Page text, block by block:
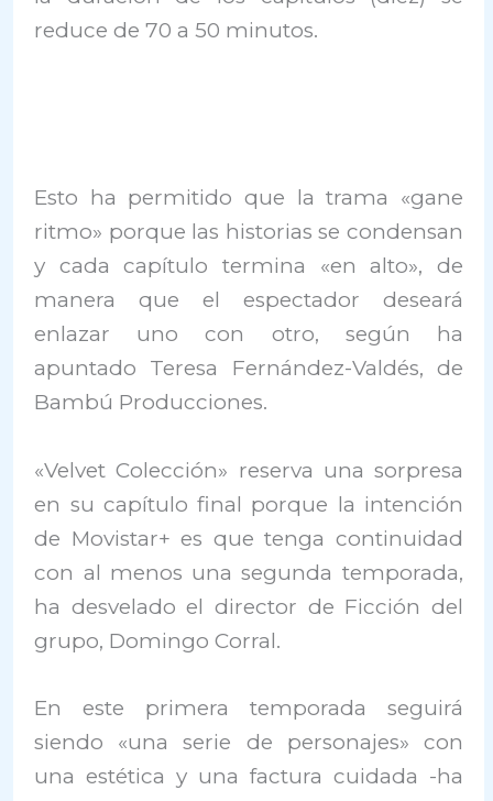
reduce de 70 a 50 minutos.
Esto ha permitido que la trama «gane
ritmo» porque las historias se condensan
y cada capítulo termina «en alto», de
manera que el espectador deseará
enlazar uno con otro, según ha
apuntado Teresa Fernández-Valdés, de
Bambú Producciones.
«Velvet Colección» reserva una sorpresa
en su capítulo final porque la intención
de Movistar+ es que tenga continuidad
con al menos una segunda temporada,
ha desvelado el director de Ficción del
grupo, Domingo Corral.
En este primera temporada seguirá
siendo «una serie de personajes» con
una estética y una factura cuidada -ha